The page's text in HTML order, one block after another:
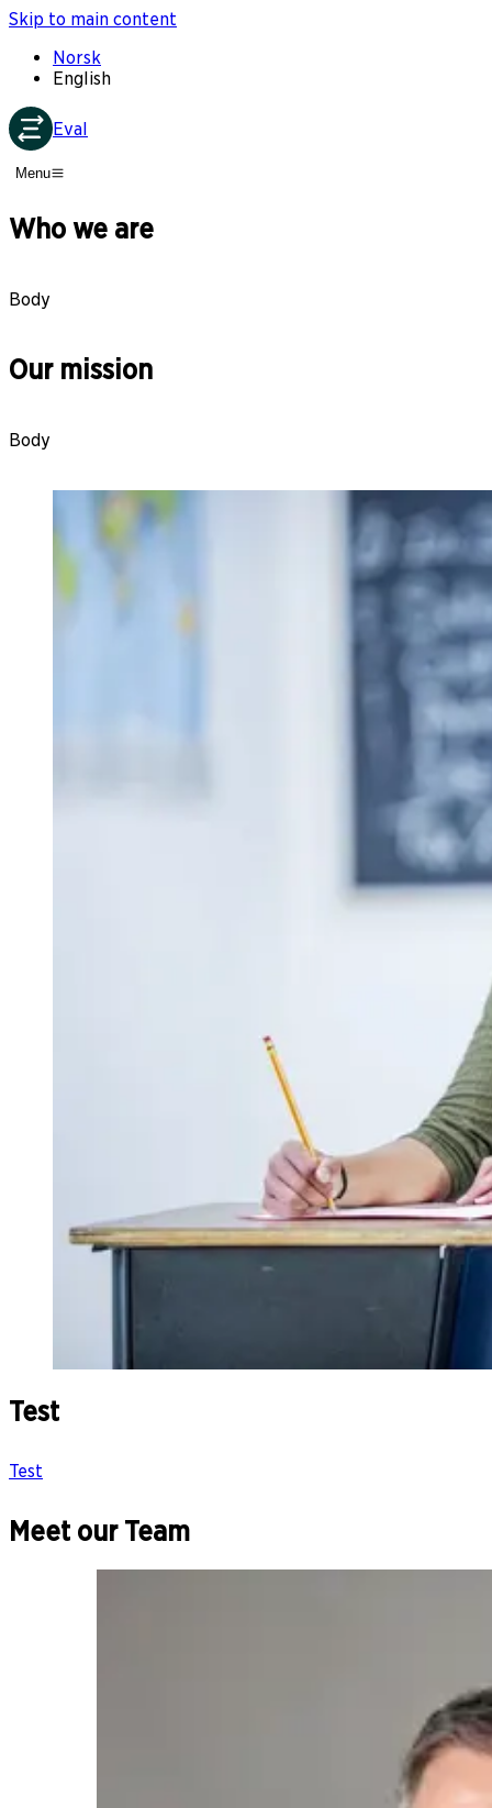
Skip to main content
Norsk
English
Eval
Menu
Who we are
Body
Our mission
Body
Test
Test
Meet our Team